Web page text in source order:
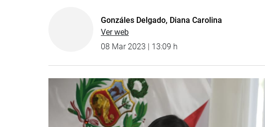
Gonzáles Delgado, Diana Carolina
Ver web
08 Mar 2023 | 13:09 h